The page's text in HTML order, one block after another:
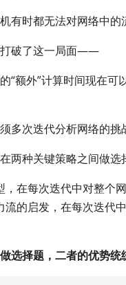
有时都无法对网络中的
打破了这一局面——
“额外”计算时间现在
多次迭代分析网络的挑
两种关键策略之间做选
在每次迭代中对整个
流的启发，在每次迭代
选择题，二者的优势统